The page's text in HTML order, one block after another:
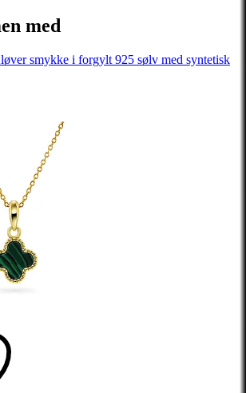
med
smykke i forgylt 925 sølv med syntetisk